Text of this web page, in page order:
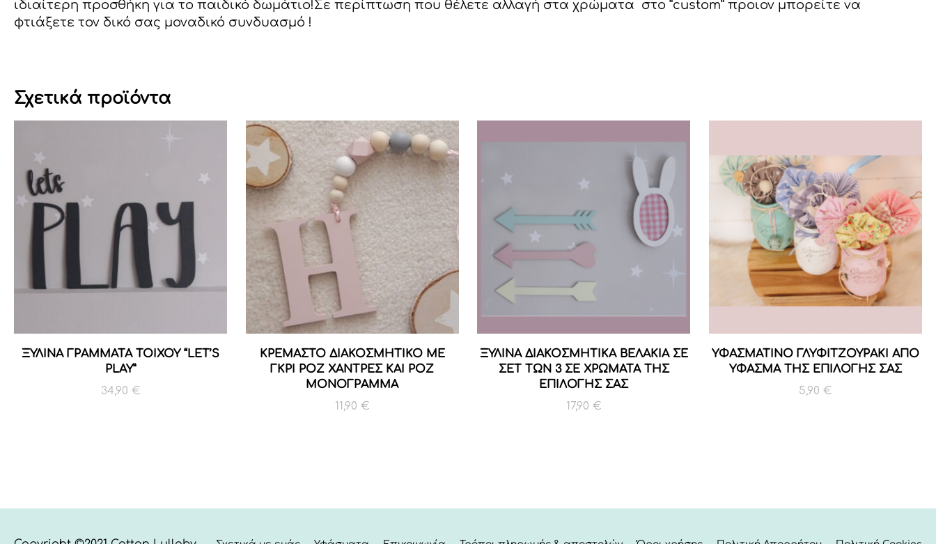
ιδιαίτερη προσθήκη για το παιδικό δωμάτιο!Σε περίπτωση που θέλετε αλλαγή στα χρώματα στο “custom” προιον μπορείτε να
φτιάξετε τον δικό σας μοναδικό συνδυασμό !
Σχετικά προϊόντα
ΞΥΛΙΝΑ ΓΡΑΜΜΑΤΑ ΤΟΙΧΟΥ “LET’S
PLAY”
34,90 €
ΚΡΕΜΑΣΤΟ ΔΙΑΚΟΣΜΗΤΙΚΟ ΜΕ
ΓΚΡΙ ΡΟΖ ΧΑΝΤΡΕΣ ΚΑΙ ΡΟΖ
ΜΟΝΟΓΡΑΜΜΑ
11,90 €
ΞΥΛΙΝΑ ΔΙΑΚΟΣΜΗΤΙΚΑ ΒΕΛΑΚΙΑ ΣΕ
ΣΕΤ ΤΩΝ 3 ΣΕ ΧΡΩΜΑΤΑ ΤΗΣ
ΕΠΙΛΟΓΗΣ ΣΑΣ
17,90 €
ΥΦΑΣΜΑΤΙΝΟ ΓΛΥΦΙΤΖΟΥΡΑΚΙ ΑΠΟ
ΥΦΑΣΜΑ ΤΗΣ ΕΠΙΛΟΓΗΣ ΣΑΣ
5,90 €